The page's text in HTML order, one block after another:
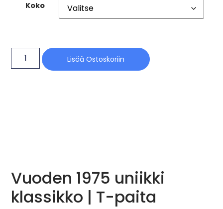
Koko
Lisää Ostoskoriin
Vuoden 1975 uniikki
klassikko | T-paita